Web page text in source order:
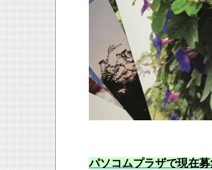
パソコムプラザで現在